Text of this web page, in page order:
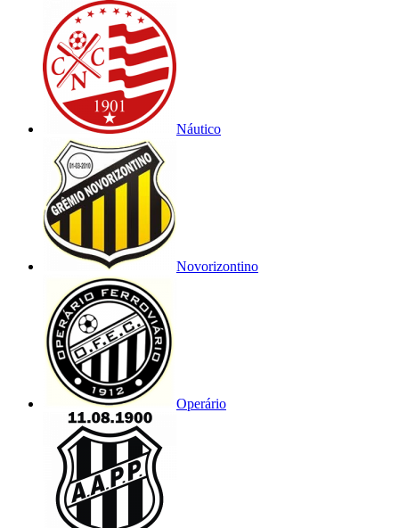
Náutico
Novorizontino
Operário